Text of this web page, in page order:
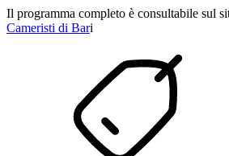
Il programma completo è consultabile sul
Cameristi di Bari